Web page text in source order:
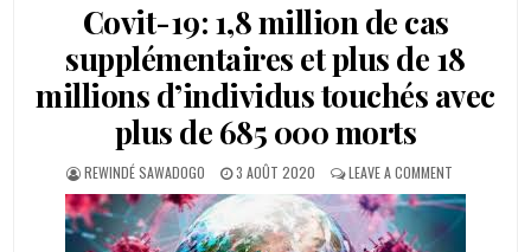
Covit-19: 1,8 million de cas
supplémentaires et plus de 18
millions d’individus touchés avec
plus de 685 000 morts
AUTHOR:
REWINDÉ SAWADOGO
PUBLISHED
DATE:
3 AOÛT 2020 LEAVE A COMMENT
COVIT-
19: